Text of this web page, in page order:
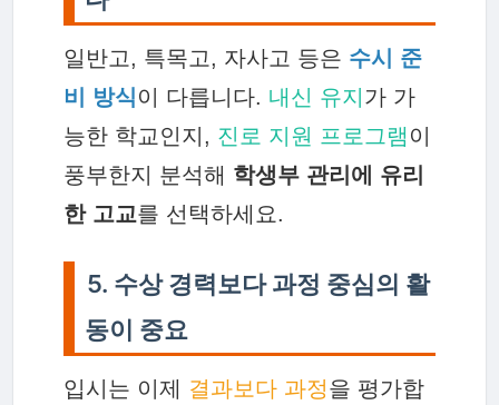
일반고, 특목고, 자사고 등은 수시 준
비 방식이 다릅니다. 내신 유지 가 가
능한 학교인지, 진로 지원 프로그램 이
풍부한지 분석해 학생부 관리에 유리
한 고교를 선택하세요.
5. 수상 경력보다 과정 중심의 활
동이 중요
입시는 이제 결과보다 과정을 평가합